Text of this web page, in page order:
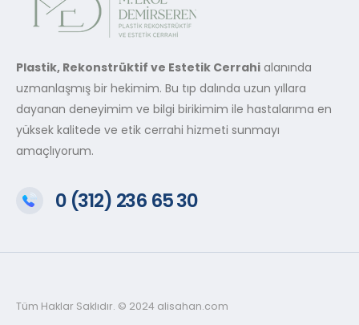
Plastik, Rekonstrüktif ve Estetik Cerrahi alanında
uzmanlaşmış bir hekimim. Bu tıp dalında uzun yıllara
dayanan deneyimim ve bilgi birikimim ile hastalarıma en
yüksek kalitede ve etik cerrahi hizmeti sunmayı
amaçlıyorum.
0 (312) 236 65 30
Tüm Haklar Saklıdır. © 2024 alisahan.com